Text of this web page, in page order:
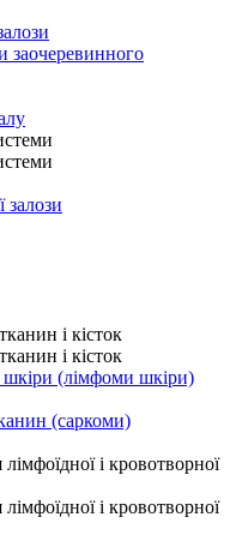
заочеревинного
залози
і кісток
і кісток
шкіри (лімфоми шкіри)
(саркоми)
і кровотворної
і кровотворної